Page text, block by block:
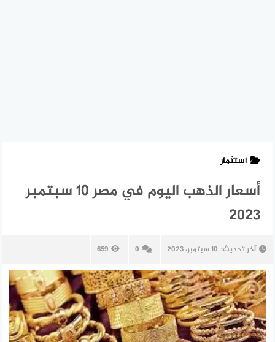
استثمار
أسعار الذهب اليوم في مصر 10 سبتمبر
2023
آخر تحديث: 10 سبتمبر، 2023 0
659